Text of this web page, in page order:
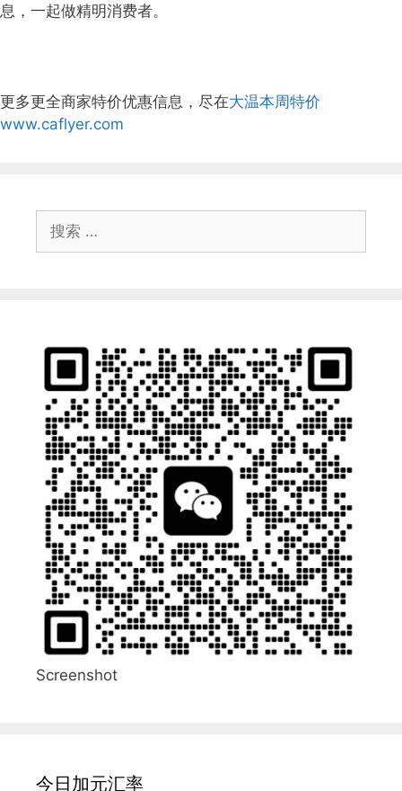
息，一起做精明消费者。
更多更全商家特价优惠信息，尽在大温本周特价
www.caflyer.com
索：
Screenshot
今日加元汇率